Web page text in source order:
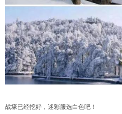
战壕已经挖好，迷彩服选白色吧！